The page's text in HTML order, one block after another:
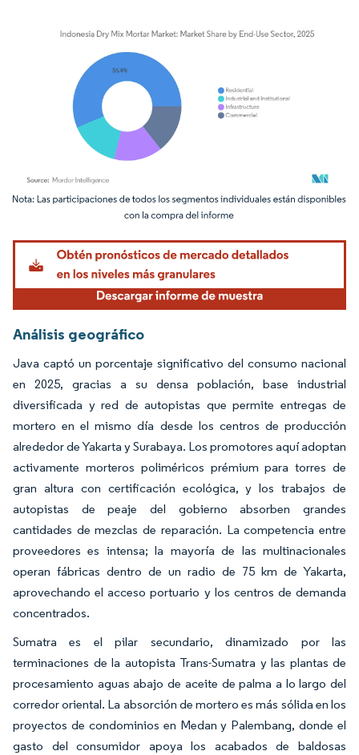
Imagen © Mordor Intelligence. El uso requiere atribución según CC BY 4.0.
Análisis geográfico
Java captó un porcentaje significativo del consumo nacional
en 2025, gracias a su densa población, base industrial
diversificada y red de autopistas que permite entregas de
mortero en el mismo día desde los centros de producción
alrededor de Yakarta y Surabaya. Los promotores aquí adoptan
activamente morteros poliméricos prémium para torres de
gran altura con certificación ecológica, y los trabajos de
autopistas de peaje del gobierno absorben grandes
cantidades de mezclas de reparación. La competencia entre
proveedores es intensa; la mayoría de las multinacionales
operan fábricas dentro de un radio de 75 km de Yakarta,
aprovechando el acceso portuario y los centros de demanda
concentrados.
Sumatra es el pilar secundario, dinamizado por las
terminaciones de la autopista Trans-Sumatra y las plantas de
procesamiento aguas abajo de aceite de palma a lo largo del
corredor oriental. La absorción de mortero es más sólida en los
proyectos de condominios en Medan y Palembang, donde el
gasto del consumidor apoya los acabados de baldosas